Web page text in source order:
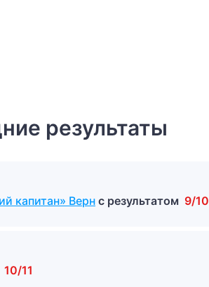
результаты
капитан» Верн с результатом 9/10
10/11